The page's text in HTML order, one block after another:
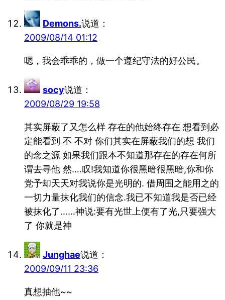
Demons.说道：
2009/08/14 01:12
嗯，我会乖乖的，做一个遵纪守法的好公民。
socy说道：
2009/08/29 19:58
其实屏蔽了又怎么样 存在的他始终存在 想看到必
定能看到 不 不对 你们其实在屏蔽我们的想 我们
的念之源 如果我们跟本不知道那存在的存在何所
谓去寻他 然….叹!我知道你很黑暗很黑暗,你和你
党予却天天对我说你是光明的. 借周围之能用之的
一切力量抹化我们的信念.我已不知道我是否已经
被抹化了……神说:要有光世上便有了光,只要强大
了 你就是神
Junghae说道：
2009/09/11 23:36
真想抽他~~